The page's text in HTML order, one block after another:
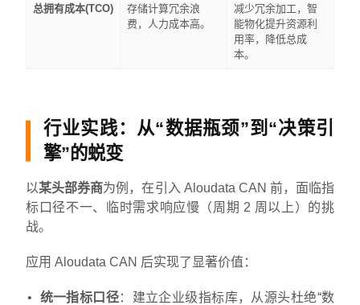
总拥有成本(TCO)
存储计算冗余浪
费，人力成本高。
减少冗余加工，智
能物化提升资源利
用率，降低总成
本。
行业实践：从“数据瓶颈”到“决策引
擎”的蜕变
以某头部券商为例，在引入 Aloudata CAN 前，面临指
标口径不一、临时需求响应慢（周期 2 周以上）的挑
战。
应用 Aloudata CAN 后实现了显著价值：
统一指标口径：建立企业级指标库，从源头杜绝“数